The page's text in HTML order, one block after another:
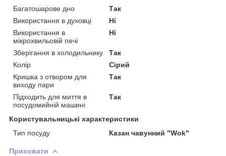
Багатошарове дно
Так
Використання в духовці
Ні
Використання в
мікрохвильовій печі
Ні
Зберігання в холодильнику
Так
Колір
Сірий
Кришка з отвором для
виходу пари
Так
Підходить для миття в
посудомийній машині
Так
Користувальницькі характеристики
Тип посуду
Казан чавунний "Wok"
Приховати